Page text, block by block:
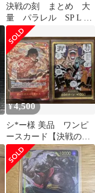
決戦の刻 まとめ 大
量 パラレル SP L SR
等
¥4,500
シ*ー様 美品 ワンピ
ースカード【決戦の
刻】ポートガス・D・
エース SEC☆＋金